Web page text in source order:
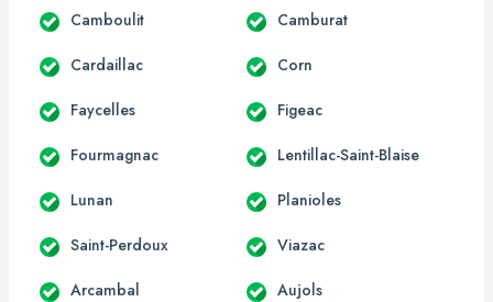
Camboulit Camburat
Cardaillac Corn
Faycelles Figeac
Fourmagnac Lentillac-Saint-Blaise
Lunan Planioles
Saint-Perdoux Viazac
Arcambal Aujols